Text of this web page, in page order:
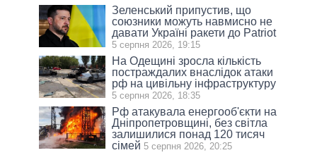
Зеленський припустив, що
союзники можуть навмисно не
давати Україні ракети до Patriot
5 серпня 2026, 19:15
На Одещині зросла кількість
постраждалих внаслідок атаки
рф на цивільну інфраструктуру
5 серпня 2026, 18:35
Рф атакувала енергооб'єкти на
Дніпропетровщині, без світла
залишилися понад 120 тисяч
сімей 5 серпня 2026, 20:25